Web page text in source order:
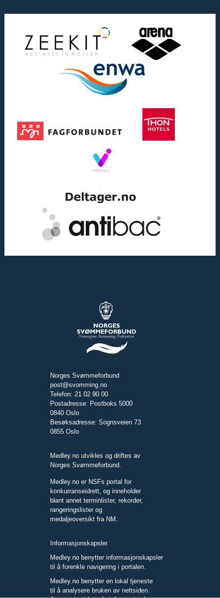
Norges Svømmeforbund
post@svomming.no
Telefon: 21 02 90 00
Postadresse: Postboks 5000
0840 Oslo
Besøksadresse: Sognsveien 73
0855 Oslo
Medley.no utvikles og driftes av
Norges Svømmeforbund.
Medley.no er NSFs portal for
konkurranseidrett, og inneholder
blant annet terminlister, rekorder,
rangeringslister og
medaljeoversikt fra NM.
Informasjonskapsler
Medley.no benytter informasjonskapsler
til å forenkle navigering i portalen.
Medley.no benytter en lokal tjeneste
til å analysere bruken av nettsiden.